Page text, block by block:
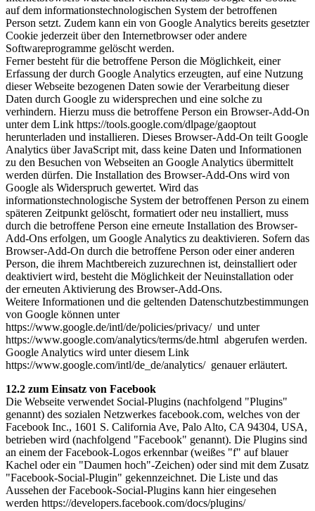
auf dem informationstechnologischen System der betroffenen
Person setzt. Zudem kann ein von Google Analytics bereits gesetzter
Cookie jederzeit über den Internetbrowser oder andere
Softwareprogramme gelöscht werden.
Ferner besteht für die betroffene Person die Möglichkeit, einer
Erfassung der durch Google Analytics erzeugten, auf eine Nutzung
dieser Webseite bezogenen Daten sowie der Verarbeitung dieser
Daten durch Google zu widersprechen und eine solche zu
verhindern. Hierzu muss die betroffene Person ein Browser-Add-On
unter dem Link https://tools.google.com/dlpage/gaoptout
herunterladen und installieren. Dieses Browser-Add-On teilt Google
Analytics über JavaScript mit, dass keine Daten und Informationen
zu den Besuchen von Webseiten an Google Analytics übermittelt
werden dürfen. Die Installation des Browser-Add-Ons wird von
Google als Widerspruch gewertet. Wird das
informationstechnologische System der betroffenen Person zu einem
späteren Zeitpunkt gelöscht, formatiert oder neu installiert, muss
durch die betroffene Person eine erneute Installation des Browser-
Add-Ons erfolgen, um Google Analytics zu deaktivieren. Sofern das
Browser-Add-On durch die betroffene Person oder einer anderen
Person, die ihrem Machtbereich zuzurechnen ist, deinstalliert oder
deaktiviert wird, besteht die Möglichkeit der Neuinstallation oder
der erneuten Aktivierung des Browser-Add-Ons.
Weitere Informationen und die geltenden Datenschutzbestimmungen
von Google können unter
https://www.google.de/intl/de/policies/privacy/ und unter
https://www.google.com/analytics/terms/de.html abgerufen werden.
Google Analytics wird unter diesem Link
https://www.google.com/intl/de_de/analytics/ genauer erläutert.
12.2 zum Einsatz von Facebook
Die Webseite verwendet Social-Plugins (nachfolgend "Plugins"
genannt) des sozialen Netzwerkes facebook.com, welches von der
Facebook Inc., 1601 S. California Ave, Palo Alto, CA 94304, USA,
betrieben wird (nachfolgend "Facebook" genannt). Die Plugins sind
an einem der Facebook-Logos erkennbar (weißes "f" auf blauer
Kachel oder ein "Daumen hoch"-Zeichen) oder sind mit dem Zusatz
"Facebook-Social-Plugin" gekennzeichnet. Die Liste und das
Aussehen der Facebook-Social-Plugins kann hier eingesehen
werden https://developers.facebook.com/docs/plugins/